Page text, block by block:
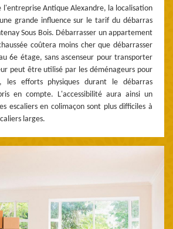
l'entreprise Antique Alexandre, la localisation
grande influence sur le tarif du débarras
Sous Bois. Débarrasser un appartement
coûtera moins cher que débarrasser
6e étage, sans ascenseur pour transporter
peut être utilisé par les déménageurs pour
les efforts physiques durant le débarras
en compte. L'accessibilité aura ainsi un
escaliers en colimaçon sont plus difficiles à
larges.